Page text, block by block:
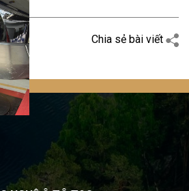
Chia sẻ bài viết